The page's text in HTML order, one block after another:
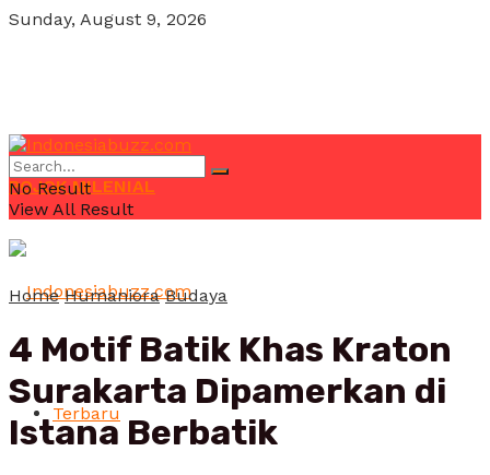
Sunday, August 9, 2026
POJOK MILENIAL
Terbaru
No Result
View All Result
Home Humaniora Budaya
4 Motif Batik Khas Kraton
Surakarta Dipamerkan di
Istana Berbatik